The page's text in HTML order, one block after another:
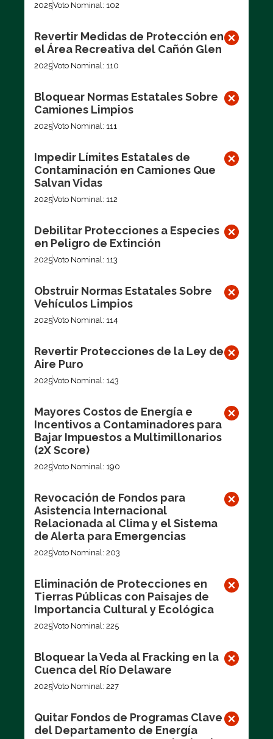
2025Voto Nominal: 102
Revertir Medidas de Protección en
el Área Recreativa del Cañón Glen
2025Voto Nominal: 110
Bloquear Normas Estatales Sobre
Camiones Limpios
2025Voto Nominal: 111
Impedir Límites Estatales de
Contaminación en Camiones Que
Salvan Vidas
2025Voto Nominal: 112
Debilitar Protecciones a Especies
en Peligro de Extinción
2025Voto Nominal: 113
Obstruir Normas Estatales Sobre
Vehículos Limpios
2025Voto Nominal: 114
Revertir Protecciones de la Ley de
Aire Puro
2025Voto Nominal: 143
Mayores Costos de Energía e
Incentivos a Contaminadores para
Bajar Impuestos a Multimillonarios
(2X Score)
2025Voto Nominal: 190
Revocación de Fondos para
Asistencia Internacional
Relacionada al Clima y el Sistema
de Alerta para Emergencias
2025Voto Nominal: 203
Eliminación de Protecciones en
Tierras Públicas con Paisajes de
Importancia Cultural y Ecológica
2025Voto Nominal: 225
Bloquear la Veda al Fracking en la
Cuenca del Río Delaware
2025Voto Nominal: 227
Quitar Fondos de Programas Clave
del Departamento de Energía